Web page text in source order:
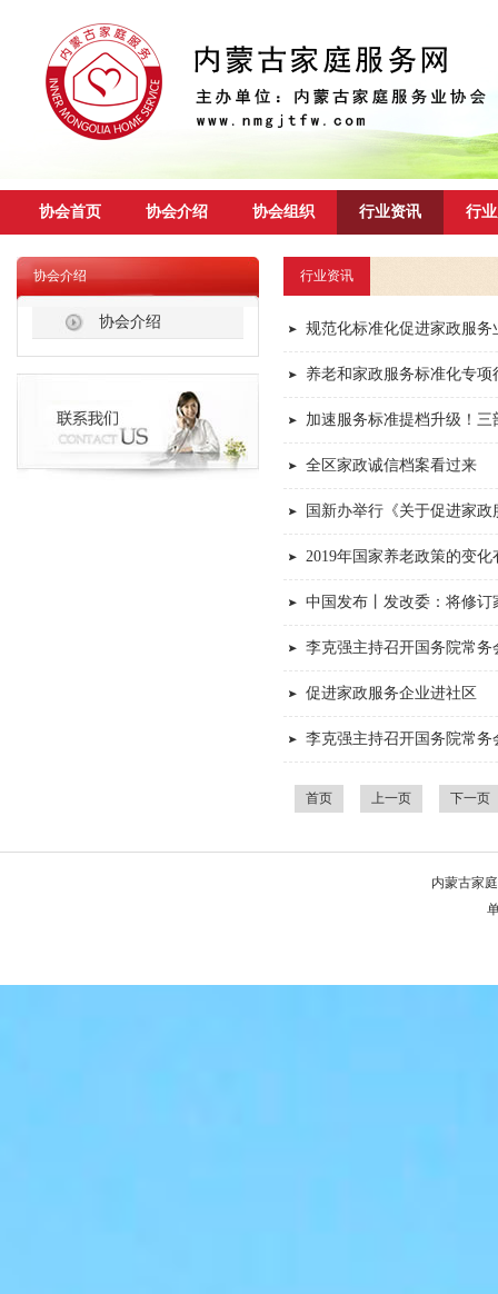
协会首页 协会介绍 协会组织 行业资讯 行
协会介绍
协会介绍
行业资讯
规范化标准化促进家政服务
养老和家政服务标准化专项
加速服务标准提档升级！
全区家政诚信档案看过来
国新办举行《关于促进家
2019年国家养老政策的变化
中国发布丨发改委：将修
李克强主持召开国务院常
促进家政服务企业进社区
李克强主持召开国务院常务
首页 上一页 下一页
内蒙古家